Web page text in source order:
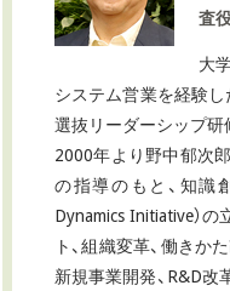
査
大
システム営業を経験し
選抜リーダーシップ研
2000年より野中郁次郎
の指導のもと、知識
Dynamics Initiative）
ト、組織変革、働きか
新規事業開発、R&D改